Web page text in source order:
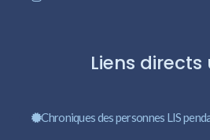
Liens directs
Chroniques des personnes LIS